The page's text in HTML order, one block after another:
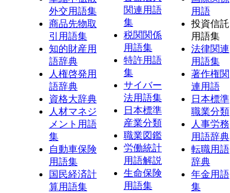
外交用語集
商品先物取
引用語集
知的財産用
語辞典
人権啓発用
語辞典
資格大辞典
人材マネジ
メント用語
集
自動車保険
用語集
国民経済計
算用語集
関連用語
集
税関関係
用語集
特許用語
集
サイバー
法用語集
日本標準
産業分類
職業図鑑
労働統計
用語解説
生命保険
用語集
用語
投資信託
用語集
法律関連
用語集
著作権関
連用語
日本標準
職業分類
人事労務
用語辞典
転職用語
辞典
年金用語
集